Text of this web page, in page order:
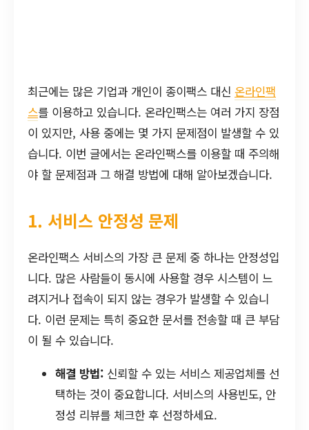
최근에는 많은 기업과 개인이 종이팩스 대신 온라인팩
스를 이용하고 있습니다. 온라인팩스는 여러 가지 장점
이 있지만, 사용 중에는 몇 가지 문제점이 발생할 수 있
습니다. 이번 글에서는 온라인팩스를 이용할 때 주의해
야 할 문제점과 그 해결 방법에 대해 알아보겠습니다.
1. 서비스 안정성 문제
온라인팩스 서비스의 가장 큰 문제 중 하나는 안정성입
니다. 많은 사람들이 동시에 사용할 경우 시스템이 느
려지거나 접속이 되지 않는 경우가 발생할 수 있습니
다. 이런 문제는 특히 중요한 문서를 전송할 때 큰 부담
이 될 수 있습니다.
해결 방법: 신뢰할 수 있는 서비스 제공업체를 선
택하는 것이 중요합니다. 서비스의 사용빈도, 안
정성 리뷰를 체크한 후 선정하세요.